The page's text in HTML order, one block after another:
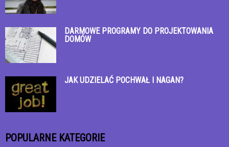
DARMOWE PROGRAMY DO PROJEKTOWANIA
DOMÓW
JAK UDZIELAĆ POCHWAŁ I NAGAN?
POPULARNE KATEGORIE